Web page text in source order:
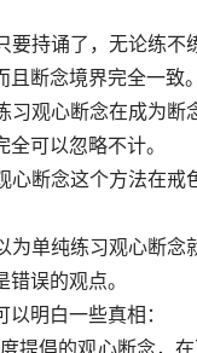
要持诵了，无论练不
断念境界完全一致。
习观心断念在成为断
可以忽略不计。
心断念这个方法在戒
为单纯练习观心断念
误的观点。
明白一些真相：